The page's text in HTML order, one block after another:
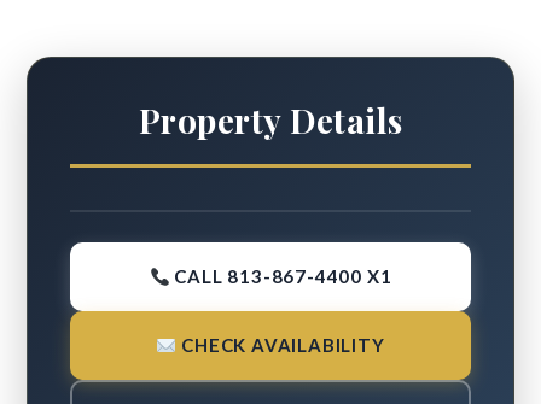
Property Details
CALL 813-867-4400 X1
CHECK AVAILABILITY